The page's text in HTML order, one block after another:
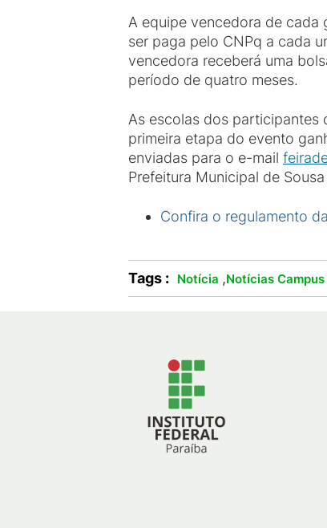
A equipe vencedora de cada
ser paga pelo CNPq a cada
vencedora receberá uma
período de quatro meses.
As escolas dos participantes
primeira etapa do evento
enviadas para o e-mail
Prefeitura Municipal de Sousa
Confira o regulamento da
Tags : Notícia ,Notícias Campus